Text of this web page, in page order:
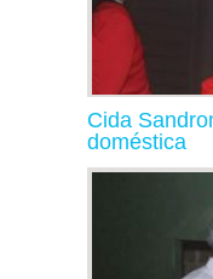
Cida
doméstica